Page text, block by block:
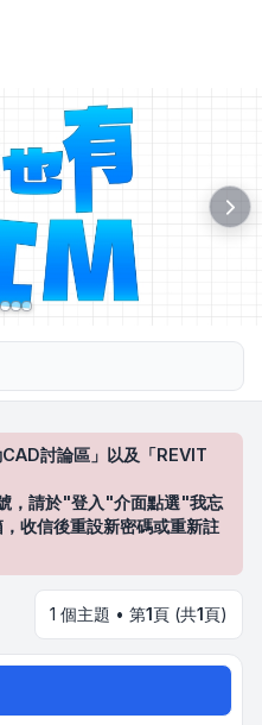
討論區」以及「REVIT
，請於"登入"介面點選"我忘
收信後重設新密碼或重新註
1 個主題 • 第1頁 (共1頁)